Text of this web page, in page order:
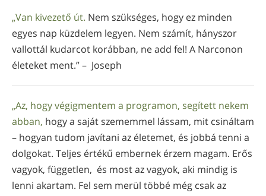
„Van kivezető út. Nem szükséges, hogy ez minden
egyes nap küzdelem legyen. Nem számít, hányszor
vallottál kudarcot korábban, ne add fel! A Narconon
életeket ment.” – Joseph
„Az, hogy végigmentem a programon, segített nekem
abban, hogy a saját szememmel lássam, mit csináltam
– hogyan tudom javítani az életemet, és jobbá tenni a
dolgokat. Teljes értékű embernek érzem magam. Erős
vagyok, független, és most az vagyok, aki mindig is
lenni akartam. Fel sem merül többé még csak az